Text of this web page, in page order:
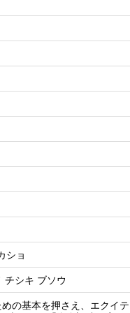
ショ
チシキ ブソウ
の基本を押さえ、エクイ